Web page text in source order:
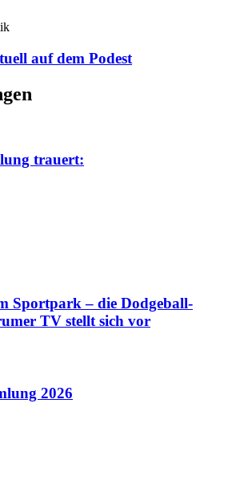
auf dem Podest
trauert:
Sportpark – die Dodgeball-
TV stellt sich vor
2026